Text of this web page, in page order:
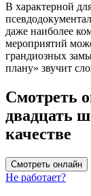
В характерной
даже наиболее
мероприятий
грандиозных
плану» звучит
Смотреть
двадцать
качестве
Смотреть онлайн
Не работает?